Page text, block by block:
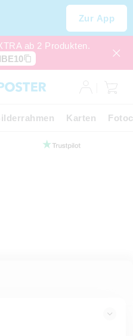
Zur App
ab 2 Produkten.
Karten